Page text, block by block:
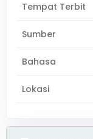
Tempat Terbit
Sumber
Bahasa
Lokasi